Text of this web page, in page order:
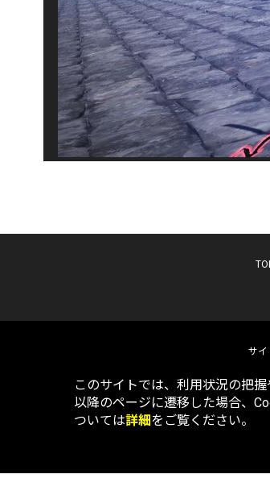
サイ
このサイトでは、利用状況の把
以降のページに遷移した場合、
ついては詳細をご覧ください。